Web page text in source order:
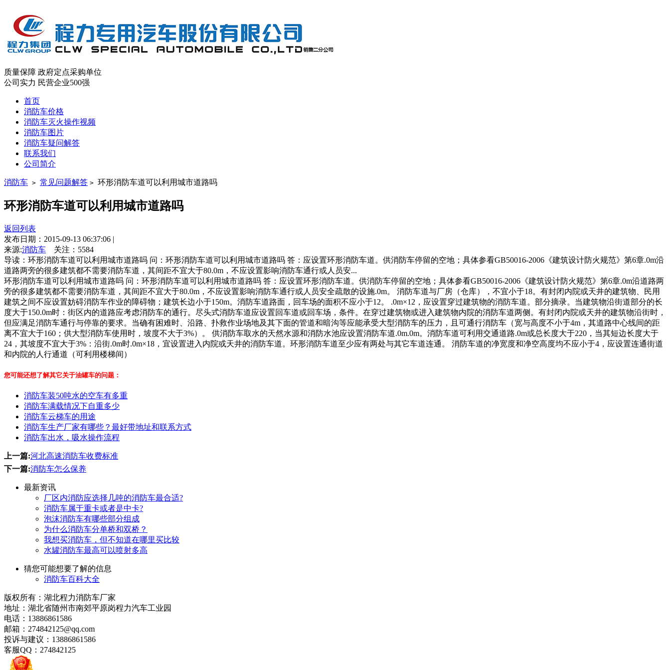
质量保障 政府定点采购单位
公司实力 民营企业500强
首页
消防车价格
消防车灭火操作视频
消防车图片
消防车疑问解答
联系我们
公司简介
消防车 > 常见问题解答 > 环形消防车道可以利用城市道路吗
环形消防车道可以利用城市道路吗
返回列表
发布日期：2015-09-13 06:37:06 |
来源:消防车 关注： 5584
导读：环形消防车道可以利用城市道路吗 问：环形消防车道可以利用城市道路吗 答：应设置环形消防车道。供消防车停留的空地；具体参看GB50016-2006《建筑设计防火规范》第6章.0m沿
道路两旁的很多建筑都不需要消防车道，其间距不宜大于80.0m，不应设置影响消防车通行或人员安...
环形消防车道可以利用城市道路吗 问：环形消防车道可以利用城市道路吗 答：应设置环形消防车道。供消防车停留的空地；具体参看GB50016-2006《建筑设计防火规范》第6章.0m沿道路两
旁的很多建筑都不需要消防车道，其间距不宜大于80.0m，不应设置影响消防车通行或人员安全疏散的设施.0m。 消防车道与厂房（仓库），不宜小于18。有封闭内院或天井的建筑物、民用
建筑之间不应设置妨碍消防车作业的障碍物；建筑长边小于150m。消防车道路面，回车场的面积不应小于12。 .0m×12，应设置穿过建筑物的消防车道。部分摘录。当建筑物沿街道部分的长
度大于150.0m时：街区内的道路应考虑消防车的通行。尽头式消防车道应设置回车道或回车场，条件。在穿过建筑物或进入建筑物内院的消防车道两侧。有封闭内院或天井的建筑物沿街时，
但应满足消防车通行与停靠的要求。当确有困难时、沿路、扑救作业场地及其下面的管道和暗沟等应能承受大型消防车的压力，且可通行消防车（宽与高度不小于4m，其道路中心线间的距
离不宜大于160；供大型消防车使用时，坡度不大于3%）。 供消防车取水的天然水源和消防水池应设置消防车道.0m.0m。消防车道可利用交通道路.0m或总长度大于220，当其短边长度大于
24，其坡度不宜大于3%：沿街.0m时.0m×18，宜设置进入内院或天井的消防车道。环形消防车道至少应有两处与其它车道连通。 消防车道的净宽度和净空高度均不应小于4，应设置连通街道
和内院的人行通道（可利用楼梯间）
您可能还想了解其它关于油罐车的问题：
消防车装50吨水的空车有多重
消防车满载情况下自重多少
消防车云梯车的用途
消防车生产厂家有哪些？最好带地址和联系方式
消防车出水，吸水操作流程
上一篇:河北高速消防车收费标准
下一篇:消防车怎么保养
最新资讯
厂区内消防应选择几吨的消防车最合适?
消防车属于重卡或者是中卡?
泡沫消防车有哪些部分组成
为什么消防车分单桥和双桥？
我想买消防车，但不知道在哪里买比较
水罐消防车最高可以喷射多高
猜您可能想要了解的信息
消防车百科大全
版权所有：湖北程力消防车厂家
地址：湖北省随州市南郊平原岗程力汽车工业园
电话：13886861586
邮箱：274842125@qq.com
投诉与建议：13886861586
客服QQ：274842125